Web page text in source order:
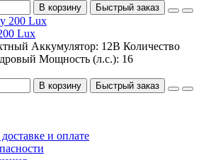
В корзину Быстрый заказ
Lux
Аккумулятор: 12B Количество
Мощность (л.с.): 16
В корзину Быстрый заказ
и оплате